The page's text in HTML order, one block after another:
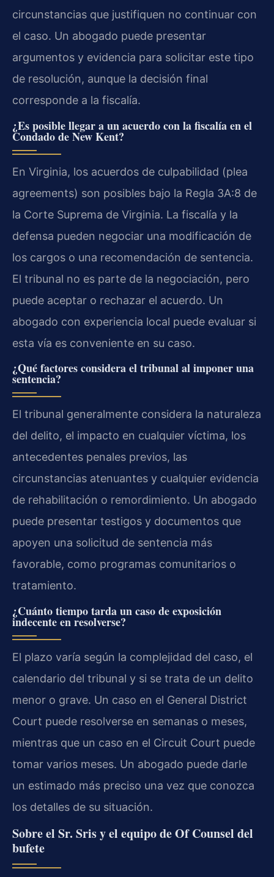
circunstancias que justifiquen no continuar con
el caso. Un abogado puede presentar
argumentos y evidencia para solicitar este tipo
de resolución, aunque la decisión final
corresponde a la fiscalía.
¿Es posible llegar a un acuerdo con la fiscalía en el
Condado de New Kent?
En Virginia, los acuerdos de culpabilidad (plea
agreements) son posibles bajo la Regla 3A:8 de
la Corte Suprema de Virginia. La fiscalía y la
defensa pueden negociar una modificación de
los cargos o una recomendación de sentencia.
El tribunal no es parte de la negociación, pero
puede aceptar o rechazar el acuerdo. Un
abogado con experiencia local puede evaluar si
esta vía es conveniente en su caso.
¿Qué factores considera el tribunal al imponer una
sentencia?
El tribunal generalmente considera la naturaleza
del delito, el impacto en cualquier víctima, los
antecedentes penales previos, las
circunstancias atenuantes y cualquier evidencia
de rehabilitación o remordimiento. Un abogado
puede presentar testigos y documentos que
apoyen una solicitud de sentencia más
favorable, como programas comunitarios o
tratamiento.
¿Cuánto tiempo tarda un caso de exposición
indecente en resolverse?
El plazo varía según la complejidad del caso, el
calendario del tribunal y si se trata de un delito
menor o grave. Un caso en el General District
Court puede resolverse en semanas o meses,
mientras que un caso en el Circuit Court puede
tomar varios meses. Un abogado puede darle
un estimado más preciso una vez que conozca
los detalles de su situación.
Sobre el Sr. Sris y el equipo de Of Counsel del
bufete